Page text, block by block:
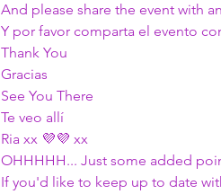
And please share the event with
Y por favor comparta el evento
Thank You
Gracias
See You There
Te veo allí
Ria xx 💜💜 xx
OHHHHH... Just some added
If you'd like to keep up to date